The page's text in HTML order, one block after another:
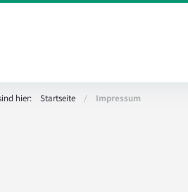
hier: Startseite / Impressum